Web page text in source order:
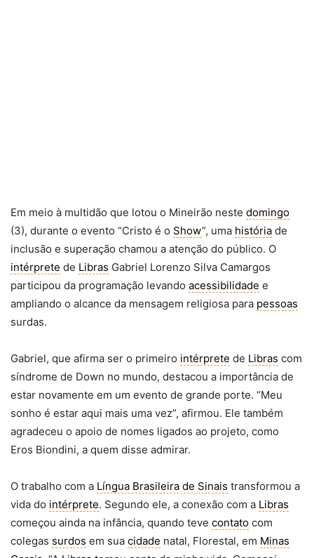
Em meio à multidão que lotou o Mineirão neste domingo
(3), durante o evento “Cristo é o Show”, uma história de
inclusão e superação chamou a atenção do público. O
intérprete de Libras Gabriel Lorenzo Silva Camargos
participou da programação levando acessibilidade e
ampliando o alcance da mensagem religiosa para pessoas
surdas.
Gabriel, que afirma ser o primeiro intérprete de Libras com
síndrome de Down no mundo, destacou a importância de
estar novamente em um evento de grande porte. “Meu
sonho é estar aqui mais uma vez”, afirmou. Ele também
agradeceu o apoio de nomes ligados ao projeto, como
Eros Biondini, a quem disse admirar.
O trabalho com a Língua Brasileira de Sinais transformou a
vida do intérprete. Segundo ele, a conexão com a Libras
começou ainda na infância, quando teve contato com
colegas surdos em sua cidade natal, Florestal, em Minas